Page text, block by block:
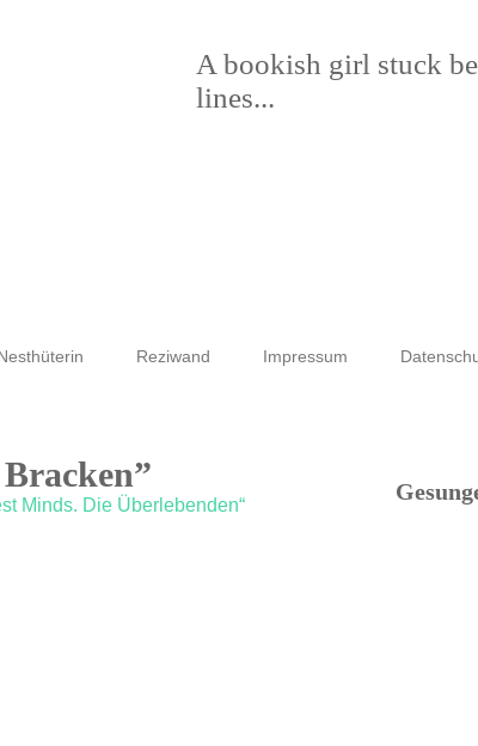
A bookish girl stuck
lines...
Reziwand Impressum
Minds. Die Überlebenden“